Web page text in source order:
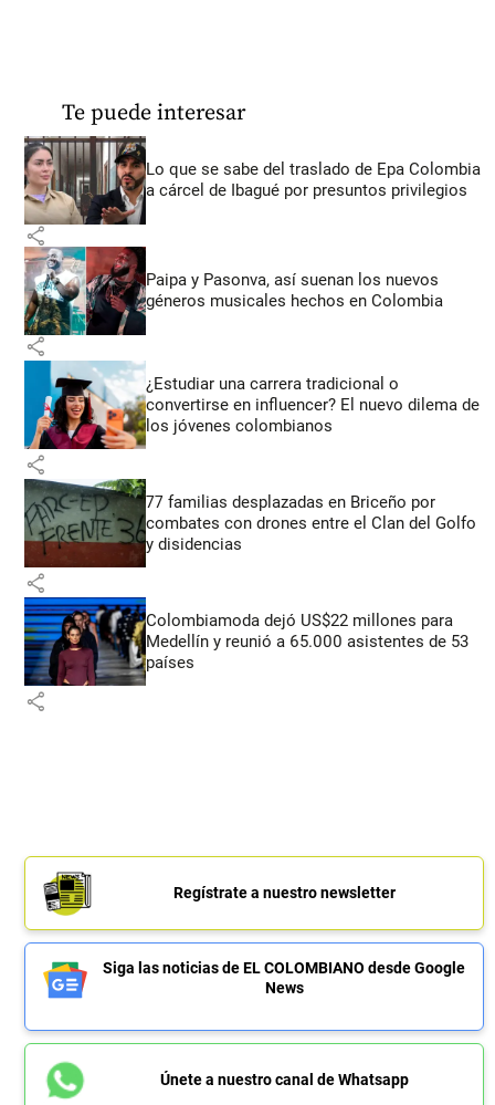
Te puede interesar
Lo que se sabe del traslado de Epa Colombia
a cárcel de Ibagué por presuntos privilegios
share
Paipa y Pasonva, así suenan los nuevos
géneros musicales hechos en Colombia
share
¿Estudiar una carrera tradicional o
convertirse en influencer? El nuevo dilema de
los jóvenes colombianos
share
77 familias desplazadas en Briceño por
combates con drones entre el Clan del Golfo
y disidencias
share
Colombiamoda dejó US$22 millones para
Medellín y reunió a 65.000 asistentes de 53
países
share
Regístrate a nuestro newsletter
Siga las noticias de EL COLOMBIANO desde Google
News
Únete a nuestro canal de Whatsapp